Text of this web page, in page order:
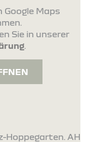
Google Maps
Sie in unserer
.
Hoppegarten. AH